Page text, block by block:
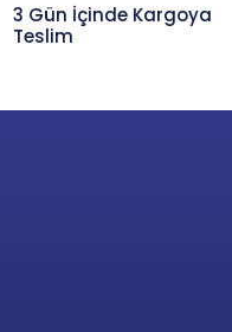
3 Gün İçinde Kargoya
Teslim